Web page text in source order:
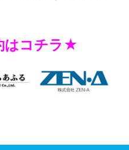
はコチラ★